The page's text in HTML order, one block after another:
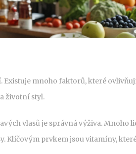
Existuje mnoho faktorů, které
životní styl.
vlasů je správná výživa. Mnoho
Klíčovým prvkem jsou vitamíny,